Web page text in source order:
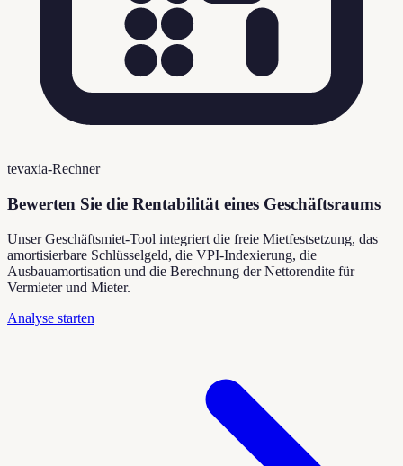
tevaxia-Rechner
Bewerten Sie die Rentabilität eines Geschäftsraums
Unser Geschäftsmiet-Tool integriert die freie Mietfestsetzung, das
amortisierbare Schlüsselgeld, die VPI-Indexierung, die
Ausbauamortisation und die Berechnung der Nettorendite für
Vermieter und Mieter.
Analyse starten